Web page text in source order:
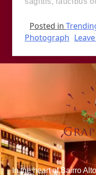
Posted in
Photograph
In the heart of Bairro